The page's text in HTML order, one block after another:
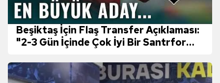
verileriniz işlenmekte olup gerekli olan çerezler bilgi
toplumu hizmetlerinin sunulması amacıyla
kullanılmaktadır. Diğer çerezler, sitemizin daha işlevsel
kılınması ve kişiselleştirilmesi ve sizlere yönelik
sınırlı olarak açık rızanız dahilinde kullanılacaktır.
Beşiktaş İçin Flaş Transfer Açıklaması:
"2-3 Gün İçinde Çok İyi Bir Santrfor